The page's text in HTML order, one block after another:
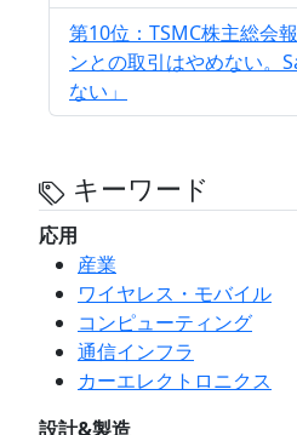
第10位：TSMC株主総会
ンとの取引はやめない。
ない」
キーワード
応用
産業
ワイヤレス・モバイル
コンピューティング
通信インフラ
カーエレクトロニクス
設計&製造